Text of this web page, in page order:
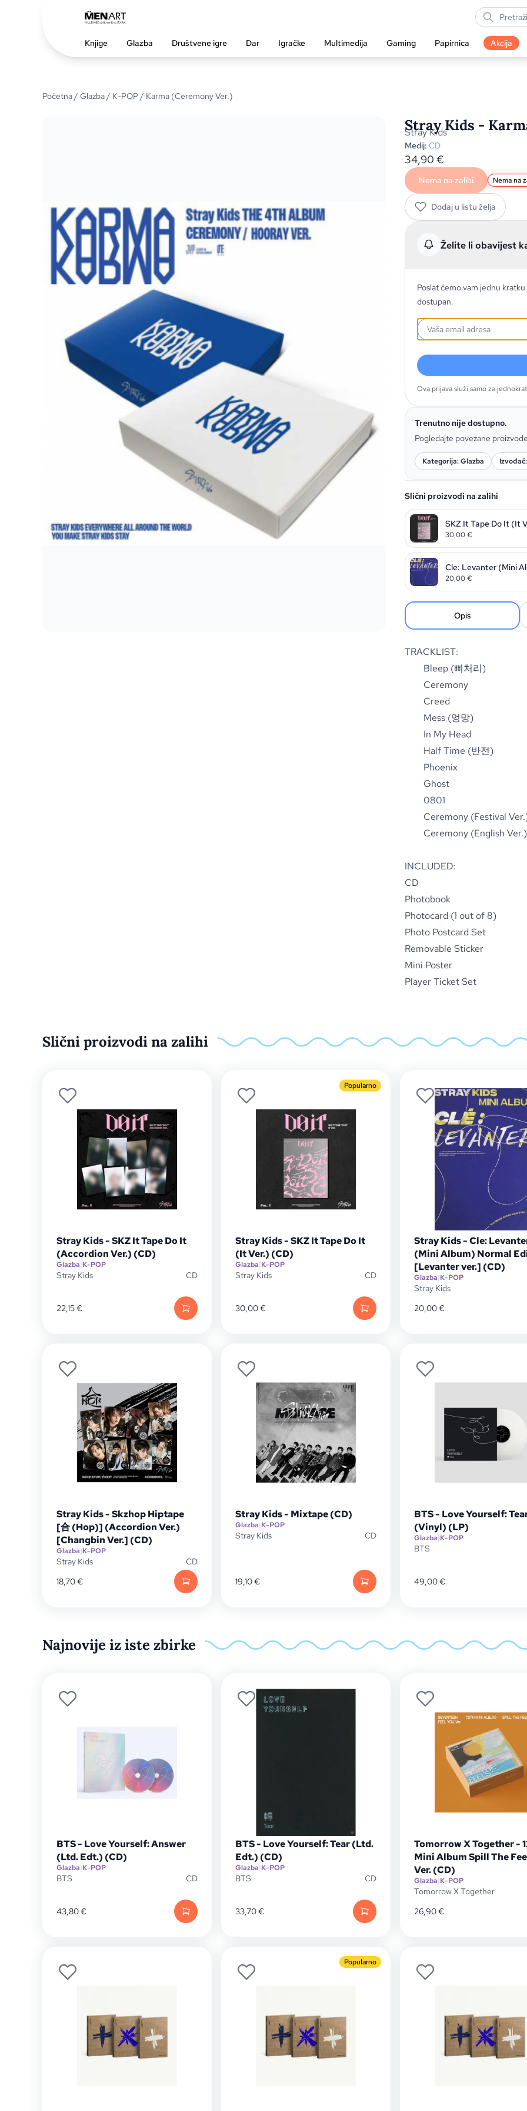
Knjige Glazba Društvene igre Dar Igračke Multimedija Gaming Papirnica Akcija
Početna/ Glazba/ K-POP/ Karma (Ceremony Ver.)
Stray Kids -
Stray Kids
Medij: CD
34,90 €
Nema na zalihi Nema na
Dodaj u listu želja
Želite li obavijest
Poslat ćemo vam jednu
dostupan.
Ova prijava služi samo za
Trenutno nije dostupno.
Pogledajte povezane
Kategorija: Glazba
Slični proizvodi na zalihi
SKZ It Tape Do It (It
30,00€
Cle: Levanter (Mini
20,00€
Opis
TRACKLIST:
Bleep (삐처리)
Ceremony
Creed
Mess (엉망)
In My Head
Half Time (반전)
Phoenix
Ghost
0801
Ceremony (Festival
Ceremony (English Ver.)
INCLUDED:
CD
Photobook
Photocard (1 out of 8)
Photo Postcard Set
Removable Sticker
Mini Poster
Player Ticket Set
Slični proizvodi na zalihi
Stray Kids - SKZ It Tape Do It
(Accordion Ver.) (CD)
Glazba|K-POP
Stray Kids CD
22,15€
Popularno
Stray Kids - SKZ It Tape Do It
(It Ver.) (CD)
Glazba|K-POP
Stray Kids CD
30,00€
Stray Kids - Cle:
(Mini Album) Normal
[Levanter ver.] (CD)
Glazba|K-POP
Stray Kids
20,00€
Stray Kids - Skzhop Hiptape
[合 (Hop)] (Accordion Ver.)
[Changbin Ver.] (CD)
Glazba|K-POP
Stray Kids
CD
18,70€
Stray Kids - Mixtape (CD)
Glazba|K-POP
Stray Kids CD
19,10€
BTS - Love Yourself:
(Vinyl) (LP)
Glazba|K-POP
BTS
49,00€
Najnovije iz iste zbirke
BTS - Love Yourself: Answer
(Ltd. Edt.) (CD)
Glazba|K-POP
BTS CD
43,80€
BTS - Love Yourself: Tear (Ltd.
Edt.) (CD)
Glazba|K-POP
BTS CD
33,70€
Tomorrow X Together -
Mini Album Spill The
Ver. (CD)
Glazba|K-POP
Tomorrow X Together
26,90€
Popularno